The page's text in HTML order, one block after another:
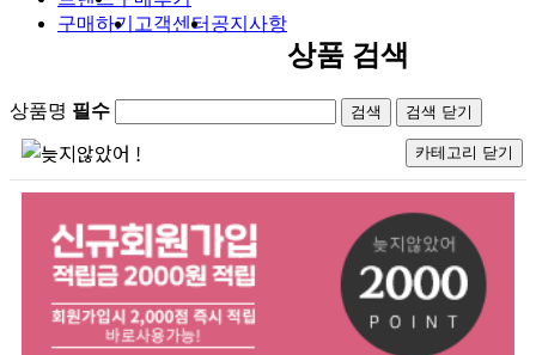
구매하기 고객센터 공지사항
상품 검색
상품명 필수 검색 닫기
카테고리 닫기